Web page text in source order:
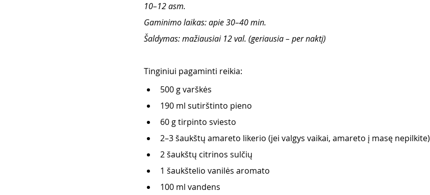
10–12 asm.
Gaminimo laikas: apie 30–40 min.
Šaldymas: mažiausiai 12 val. (geriausia – per naktį)
Tinginiui pagaminti reikia:
500 g varškės
190 ml sutirštinto pieno
60 g tirpinto sviesto
2–3 šaukštų amareto likerio (jei valgys vaikai, amareto į masę nepilkite)
2 šaukštų citrinos sulčių
1 šaukštelio vanilės aromato
100 ml vandens